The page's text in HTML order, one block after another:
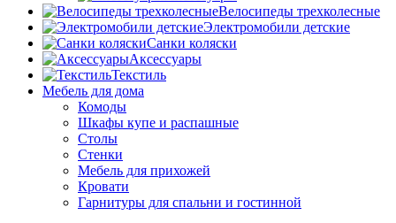
Велосипеды трехколесные
Электромобили детские
Санки коляски
Аксессуары
Текстиль
Мебель для дома
Комоды
Шкафы купе и распашные
Столы
Стенки
Мебель для прихожей
Кровати
Гарнитуры для спальни и гостинной